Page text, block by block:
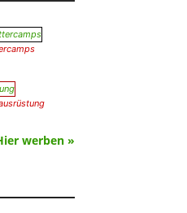
werben »